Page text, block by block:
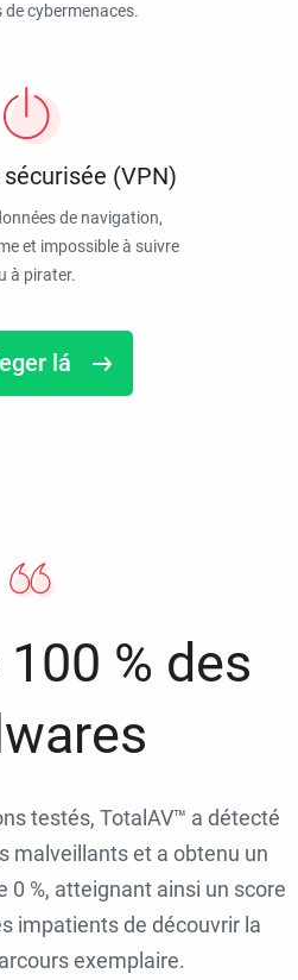
cybermenaces.
(VPN)
de navigation,
et impossible à suivre
à pirater.
lá
% des
testés, TotalAV™ a détecté
malveillants et a obtenu un
0 %, atteignant ainsi un score
impatients de découvrir la
exemplaire.